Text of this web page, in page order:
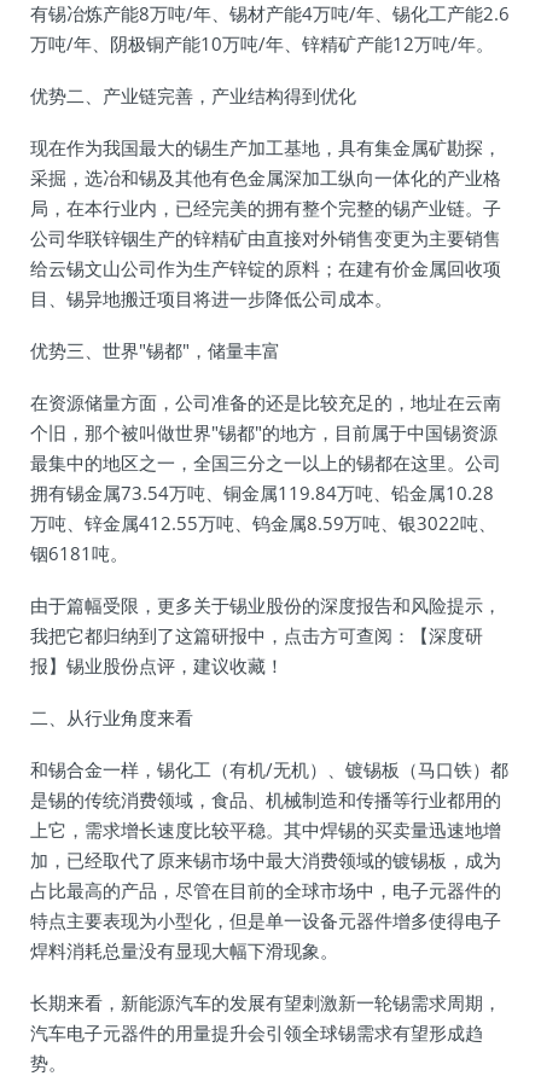
有锡冶炼产能8万吨/年、锡材产能4万吨/年、锡化工产能2.6
万吨/年、阴极铜产能10万吨/年、锌精矿产能12万吨/年。
优势二、产业链完善，产业结构得到优化
现在作为我国最大的锡生产加工基地，具有集金属矿勘探，
采掘，选冶和锡及其他有色金属深加工纵向一体化的产业格
局，在本行业内，已经完美的拥有整个完整的锡产业链。子
公司华联锌铟生产的锌精矿由直接对外销售变更为主要销售
给云锡文山公司作为生产锌锭的原料；在建有价金属回收项
目、锡异地搬迁项目将进一步降低公司成本。
优势三、世界"锡都"，储量丰富
在资源储量方面，公司准备的还是比较充足的，地址在云南
个旧，那个被叫做世界"锡都"的地方，目前属于中国锡资源
最集中的地区之一，全国三分之一以上的锡都在这里。公司
拥有锡金属73.54万吨、铜金属119.84万吨、铅金属10.28
万吨、锌金属412.55万吨、钨金属8.59万吨、银3022吨、
铟6181吨。
由于篇幅受限，更多关于锡业股份的深度报告和风险提示，
我把它都归纳到了这篇研报中，点击方可查阅：【深度研
报】锡业股份点评，建议收藏！
二、从行业角度来看
和锡合金一样，锡化工（有机/无机）、镀锡板（马口铁）都
是锡的传统消费领域，食品、机械制造和传播等行业都用的
上它，需求增长速度比较平稳。其中焊锡的买卖量迅速地增
加，已经取代了原来锡市场中最大消费领域的镀锡板，成为
占比最高的产品，尽管在目前的全球市场中，电子元器件的
特点主要表现为小型化，但是单一设备元器件增多使得电子
焊料消耗总量没有显现大幅下滑现象。
长期来看，新能源汽车的发展有望刺激新一轮锡需求周期，
汽车电子元器件的用量提升会引领全球锡需求有望形成趋
势。